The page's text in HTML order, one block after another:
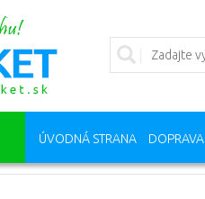
ÚVODNÁ STRANA DOPRAVA